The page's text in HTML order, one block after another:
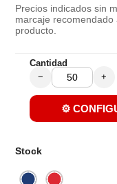
Precios indicados sin
marcaje recomendado
producto.
Cantidad
− +
⚙️
Stock